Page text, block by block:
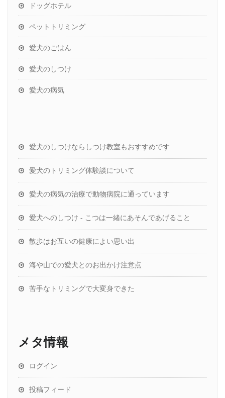
ドッグホテル
ペットトリミング
愛犬のごはん
愛犬のしつけ
愛犬の病気
愛犬のしつけならしつけ教室もおすすめです
愛犬のトリミング体験談について
愛犬の病気の治療で動物病院に通っています
愛犬へのしつけ - こつは一緒にあそんであげること
散歩はお互いの健康によい思い出
海や山での愛犬とのお出かけ注意点
苦手なトリミングで大変身できた
メタ情報
ログイン
投稿フィード